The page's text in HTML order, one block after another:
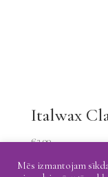
Italwax
€2.00
Mēs izmantojam